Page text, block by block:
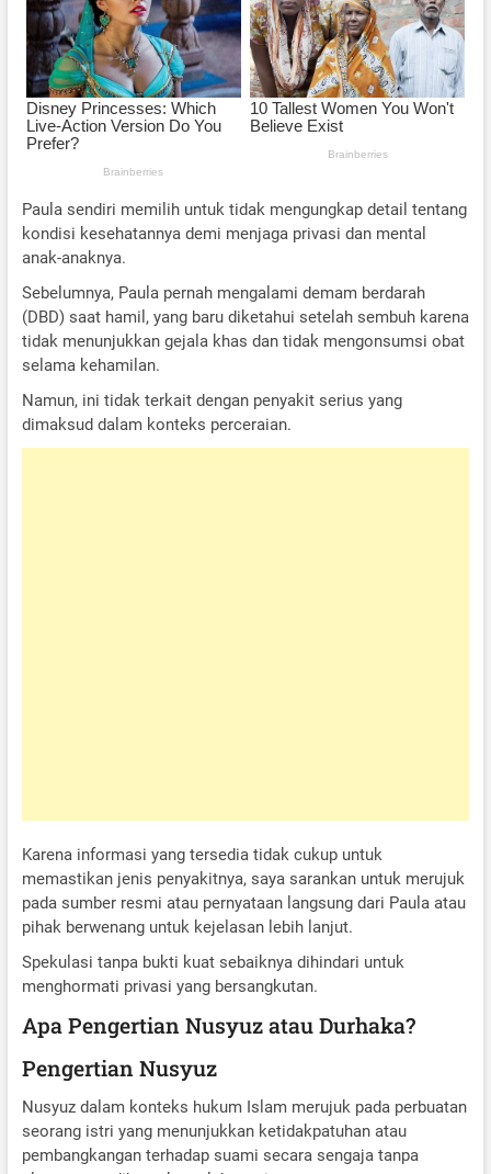
Paula sendiri memilih untuk tidak mengungkap detail tentang
kondisi kesehatannya demi menjaga privasi dan mental
anak-anaknya.
Sebelumnya, Paula pernah mengalami demam berdarah
(DBD) saat hamil, yang baru diketahui setelah sembuh karena
tidak menunjukkan gejala khas dan tidak mengonsumsi obat
selama kehamilan.
Namun, ini tidak terkait dengan penyakit serius yang
dimaksud dalam konteks perceraian.
Karena informasi yang tersedia tidak cukup untuk
memastikan jenis penyakitnya, saya sarankan untuk merujuk
pada sumber resmi atau pernyataan langsung dari Paula atau
pihak berwenang untuk kejelasan lebih lanjut.
Spekulasi tanpa bukti kuat sebaiknya dihindari untuk
menghormati privasi yang bersangkutan.
Apa Pengertian Nusyuz atau Durhaka?
Pengertian Nusyuz
Nusyuz dalam konteks hukum Islam merujuk pada perbuatan
seorang istri yang menunjukkan ketidakpatuhan atau
pembangkangan terhadap suami secara sengaja tanpa